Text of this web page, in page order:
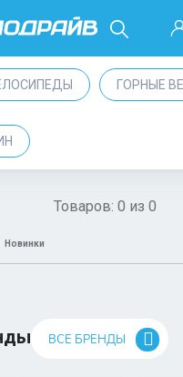
ГОРНЫЕ
Товаров: 0 из 0
Новинки
ВСЕ БРЕНДЫ